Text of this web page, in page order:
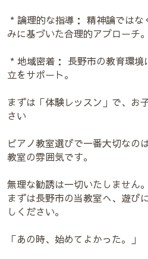
* 論理的な指導： 精神論では
みに基づいた合理的アプローチ。
* 地域密着： 長野市の教育環
立をサポート。
まずは「体験レッスン」で、お
さい
ピアノ教室選びで一番大切なの
教室の雰囲気です。
無理な勧誘は一切いたしません。
まずは長野市の当教室へ、遊び
しください。
「あの時、始めてよかった。」